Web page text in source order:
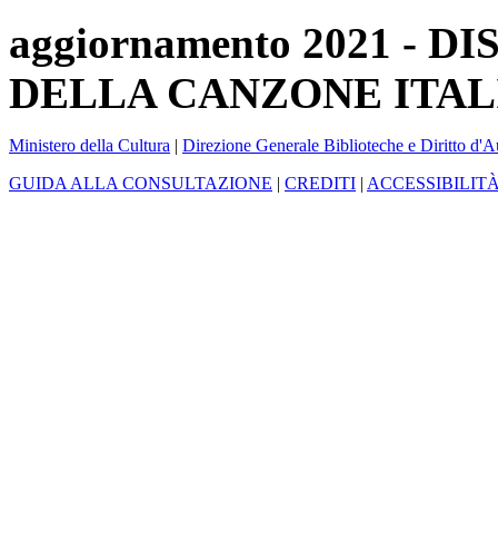
aggiornamento 2021 -
DELLA CANZONE
Ministero della Cultura | Direzione Generale Biblioteche e Diritto
GUIDA ALLA CONSULTAZIONE | CREDITI |